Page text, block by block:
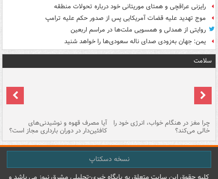
رایزنی عراقچی و همتای موریتانی خود درباره تحولات منطقه
موج تهدید علیه قضات آمریکایی پس از صدور حکم علیه ترامپ
روایتی از همدلی و همسویی ملت‌ها در مراسم اربعین
یمن: جهان به‌زودی صدای ناله سعودی‌ها را خواهد شنید
سلامت
چرا مغز در هنگام خواب، انرژی خود را
خالی می‌کند؟
آیا مصرف قهوه و نوشیدنی‌های
کافئین‌دار در دوران بارداری مجاز است؟
نسخه دسکتاپ
کليه حقوق اين سايت متعلق به پایگاه خبري-تحليلي مشرق نيوز می باشد و